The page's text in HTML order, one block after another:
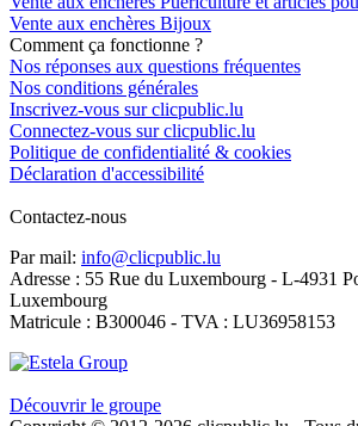
Vente aux enchères Bijoux
Comment ça fonctionne ?
Nos réponses aux questions fréquentes
Nos conditions générales
Inscrivez-vous sur clicpublic.lu
Connectez-vous sur clicpublic.lu
Politique de confidentialité & cookies
Déclaration d'accessibilité
Contactez-nous
Par mail: info@clicpublic.lu
Adresse : 55 Rue du Luxembourg - L-4931
Luxembourg
Matricule : B300046 - TVA : LU36958153
Découvrir le groupe